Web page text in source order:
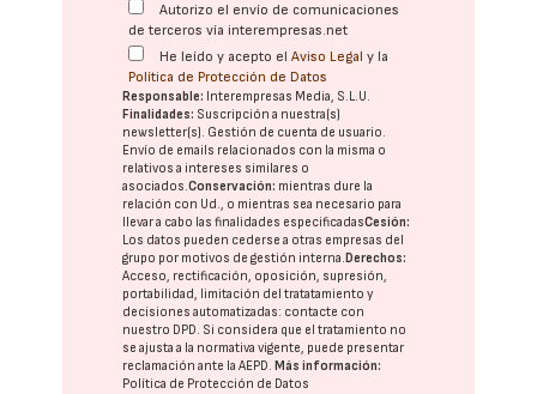
Autorizo el envío de comunicaciones
de terceros vía interempresas.net
He leído y acepto elAviso Legal y la
Política de Protección de Datos
Responsable: Interempresas Media, S.L.U.
Finalidades: Suscripción a nuestra(s)
newsletter(s). Gestión de cuenta de usuario.
Envío de emails relacionados con la misma o
relativos a intereses similares o
asociados.Conservación: mientras dure la
relación con Ud., o mientras sea necesario para
llevar a cabo las finalidades especificadasCesión:
Los datos pueden cederse a otras empresas del
grupo por motivos de gestión interna. Derechos:
Acceso, rectificación, oposición, supresión,
portabilidad, limitación del tratatamiento y
decisiones automatizadas: contacte con
nuestro DPD. Si considera que el tratamiento no
se ajusta a la normativa vigente, puede presentar
reclamación ante laAEPD. Más información:
Política de Protección de Datos